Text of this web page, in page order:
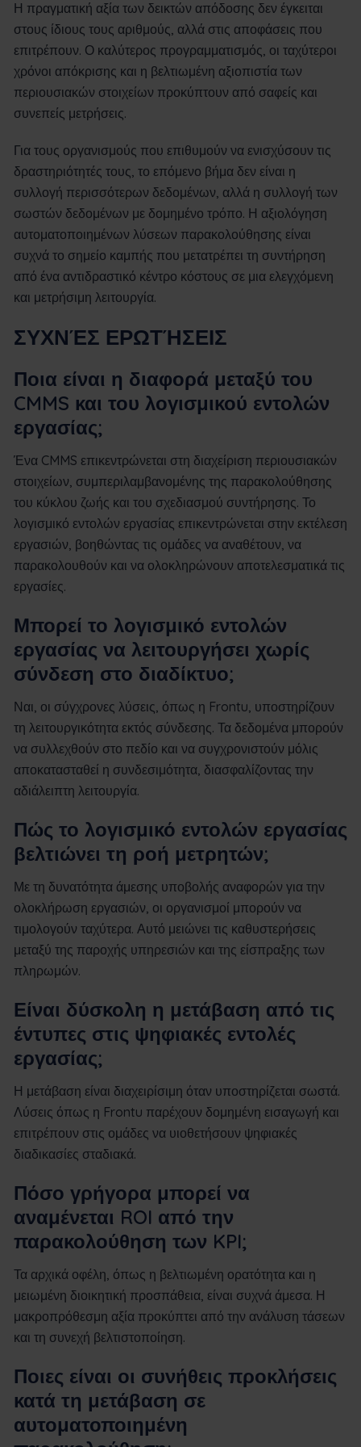
Η πραγματική αξία των δεικτών απόδοσης δεν έγκειται
στους ίδιους τους αριθμούς, αλλά στις αποφάσεις που
επιτρέπουν. Ο καλύτερος προγραμματισμός, οι ταχύτεροι
χρόνοι απόκρισης και η βελτιωμένη αξιοπιστία των
περιουσιακών στοιχείων προκύπτουν από σαφείς και
συνεπείς μετρήσεις.
Για τους οργανισμούς που επιθυμούν να ενισχύσουν τις
δραστηριότητές τους, το επόμενο βήμα δεν είναι η
συλλογή περισσότερων δεδομένων, αλλά η συλλογή των
σωστών δεδομένων με δομημένο τρόπο. Η αξιολόγηση
αυτοματοποιημένων λύσεων παρακολούθησης είναι
συχνά το σημείο καμπής που μετατρέπει τη συντήρηση
από ένα αντιδραστικό κέντρο κόστους σε μια ελεγχόμενη
και μετρήσιμη λειτουργία.
ΣΥΧΝΈΣ ΕΡΩΤΉΣΕΙΣ
Ποια είναι η διαφορά μεταξύ του
CMMS και του λογισμικού εντολών
εργασίας;
Ένα CMMS επικεντρώνεται στη διαχείριση περιουσιακών
στοιχείων, συμπεριλαμβανομένης της παρακολούθησης
του κύκλου ζωής και του σχεδιασμού συντήρησης. Το
λογισμικό εντολών εργασίας επικεντρώνεται στην εκτέλεση
εργασιών, βοηθώντας τις ομάδες να αναθέτουν, να
παρακολουθούν και να ολοκληρώνουν αποτελεσματικά τις
εργασίες.
Μπορεί το λογισμικό εντολών
εργασίας να λειτουργήσει χωρίς
σύνδεση στο διαδίκτυο;
Ναι, οι σύγχρονες λύσεις, όπως η Frontu, υποστηρίζουν
τη λειτουργικότητα εκτός σύνδεσης. Τα δεδομένα μπορούν
να συλλεχθούν στο πεδίο και να συγχρονιστούν μόλις
αποκατασταθεί η συνδεσιμότητα, διασφαλίζοντας την
αδιάλειπτη λειτουργία.
Πώς το λογισμικό εντολών εργασίας
βελτιώνει τη ροή μετρητών;
Με τη δυνατότητα άμεσης υποβολής αναφορών για την
ολοκλήρωση εργασιών, οι οργανισμοί μπορούν να
τιμολογούν ταχύτερα. Αυτό μειώνει τις καθυστερήσεις
μεταξύ της παροχής υπηρεσιών και της είσπραξης των
πληρωμών.
Είναι δύσκολη η μετάβαση από τις
έντυπες στις ψηφιακές εντολές
εργασίας;
Η μετάβαση είναι διαχειρίσιμη όταν υποστηρίζεται σωστά.
Λύσεις όπως η Frontu παρέχουν δομημένη εισαγωγή και
επιτρέπουν στις ομάδες να υιοθετήσουν ψηφιακές
διαδικασίες σταδιακά.
Πόσο γρήγορα μπορεί να
αναμένεται ROI από την
παρακολούθηση των KPI;
Τα αρχικά οφέλη, όπως η βελτιωμένη ορατότητα και η
μειωμένη διοικητική προσπάθεια, είναι συχνά άμεσα. Η
μακροπρόθεσμη αξία προκύπτει από την ανάλυση τάσεων
και τη συνεχή βελτιστοποίηση.
Ποιες είναι οι συνήθεις προκλήσεις
κατά τη μετάβαση σε
αυτοματοποιημένη